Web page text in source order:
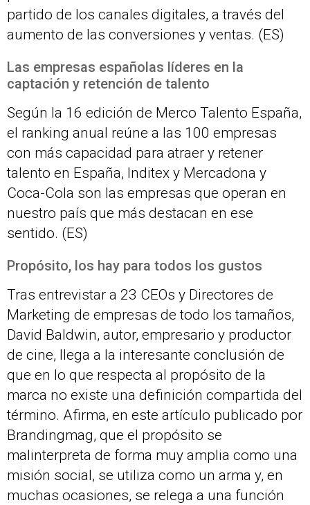
partido de los canales digitales, a través del
aumento de las conversiones y ventas. (ES)
Las empresas españolas líderes en la
captación y retención de talento
Según la 16 edición de Merco Talento España,
el ranking anual reúne a las 100 empresas
con más capacidad para atraer y retener
talento en España, Inditex y Mercadona y
Coca-Cola son las empresas que operan en
nuestro país que más destacan en ese
sentido. (ES)
Propósito, los hay para todos los gustos
Tras entrevistar a 23 CEOs y Directores de
Marketing de empresas de todo los tamaños,
David Baldwin, autor, empresario y productor
de cine, llega a la interesante conclusión de
que en lo que respecta al propósito de la
marca no existe una definición compartida del
término. Afirma, en este artículo publicado por
Brandingmag, que el propósito se
malinterpreta de forma muy amplia como una
misión social, se utiliza como un arma y, en
muchas ocasiones, se relega a una función